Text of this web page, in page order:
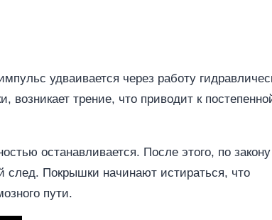
удваивается через работу
трение, что приводит к
останавливается. После этого, по закону
след. Покрышки начинают истираться, что
пути.